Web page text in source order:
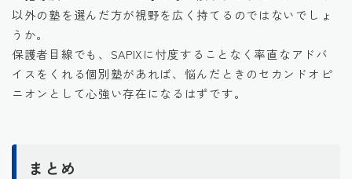
以外の塾を選んだ方が視野を広く持てるのではないでしょ
うか。
保護者目線でも、SAPIXに忖度することなく率直なアドバ
イスをくれる個別塾があれば、悩んだときのセカンドオピ
ニオンとして心強い存在になるはずです。
まとめ